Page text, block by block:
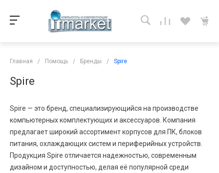
Главная / Помощь / Бренды / Spire
Spire
Spire — это бренд, специализирующийся на производстве
компьютерных комплектующих и аксессуаров. Компания
предлагает широкий ассортимент корпусов для ПК, блоков
питания, охлаждающих систем и периферийных устройств.
Продукция Spire отличается надежностью, современным
дизайном и доступностью, делая её популярной среди